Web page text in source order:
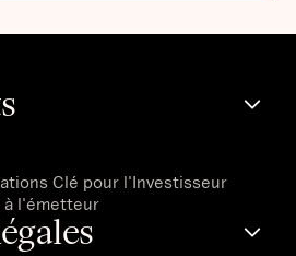
Clé pour l'Investisseur
à l'émetteur